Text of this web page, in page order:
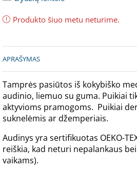
Produkto šiuo metu neturime.
APRAŠYMAS
Tamprės pasiūtos iš kokybiško
audinio, liemuo su guma. Puikiai
aktyvioms pramogoms. Puikiai
suknelėmis ar džemperiais.
Audinys yra sertifikuotas OEKO-
reiškia, kad neturi nepalankaus
vaikams).